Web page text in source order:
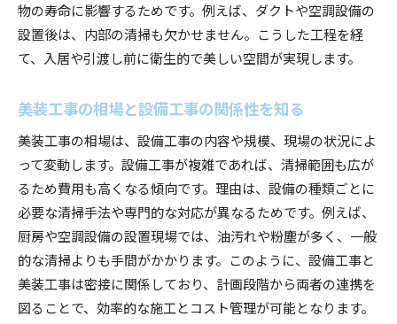
物の寿命に影響するためです。例えば、ダクトや空調設備の
設置後は、内部の清掃も欠かせません。こうした工程を経
て、入居や引渡し前に衛生的で美しい空間が実現します。
美装工事の相場と設備工事の関係性を知る
美装工事の相場は、設備工事の内容や規模、現場の状況によ
って変動します。設備工事が複雑であれば、清掃範囲も広が
るため費用も高くなる傾向です。理由は、設備の種類ごとに
必要な清掃手法や専門的な対応が異なるためです。例えば、
厨房や空調設備の設置現場では、油汚れや粉塵が多く、一般
的な清掃よりも手間がかかります。このように、設備工事と
美装工事は密接に関係しており、計画段階から両者の連携を
図ることで、効率的な施工とコスト管理が可能となります。